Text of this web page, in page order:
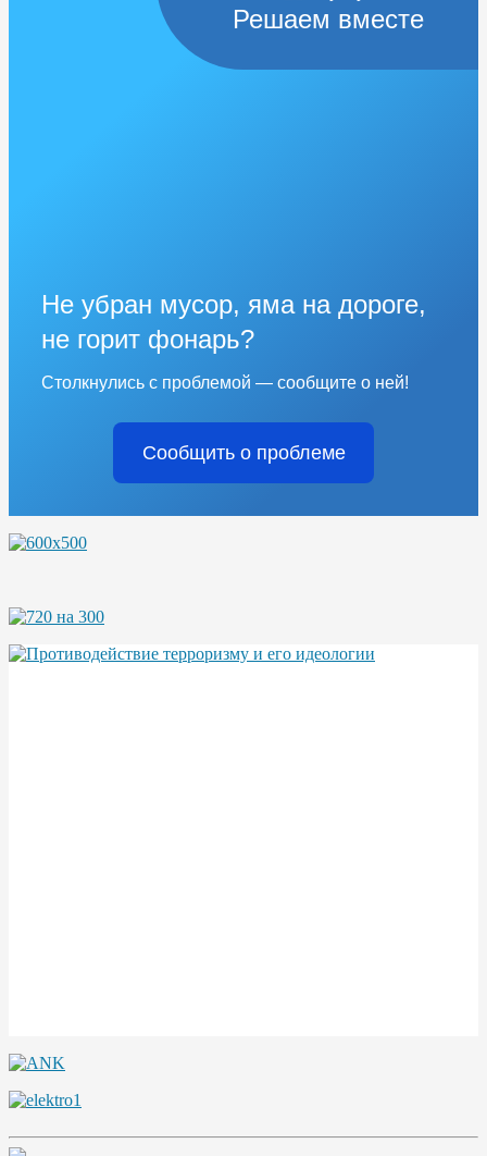
Решаем вместе
Не убран мусор, яма на дороге,
не горит фонарь?
Столкнулись с проблемой — сообщите о ней!
Сообщить о проблеме